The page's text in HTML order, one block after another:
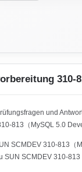
310-
und
813（MySQL 5.0
SCMDEV 310-813（
SUN SCMDEV 310-